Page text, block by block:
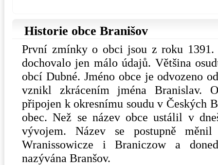
Historie obce Branišov
První zmínky o obci jsou z roku 1391.
dochovalo jen málo údajů. Většina
obcí Dubné. Jméno obce je odvozeno
vznikl zkrácením jména Branislav.
připojen k okresnímu soudu v Českých
obec. Než se název obce ustálil v
vývojem. Název se postupně měnil
Wranissowicze i Braniczow a
nazývána Branšov.